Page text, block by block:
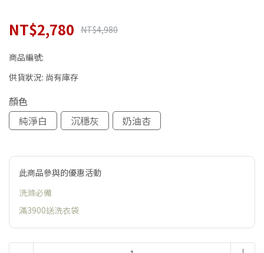
NT$2,780 NT$4,980
商品編號:
供貨狀況: 尚有庫存
顏色
純淨白
沉穩灰 奶油杏
此商品參與的優惠活動
洗滌必備
滿3900送洗衣袋